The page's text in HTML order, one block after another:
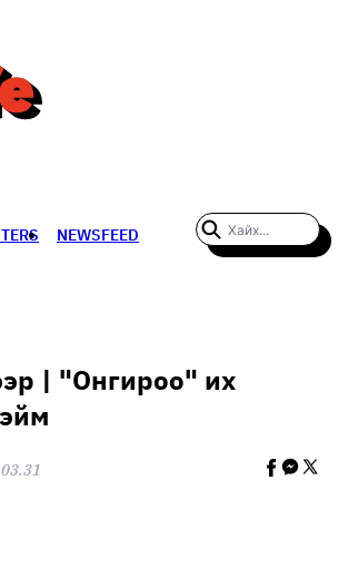
NEWSFEED
YORK TIMES
НЭГ САНАЛ БАЙНА
| "Онгироо" их